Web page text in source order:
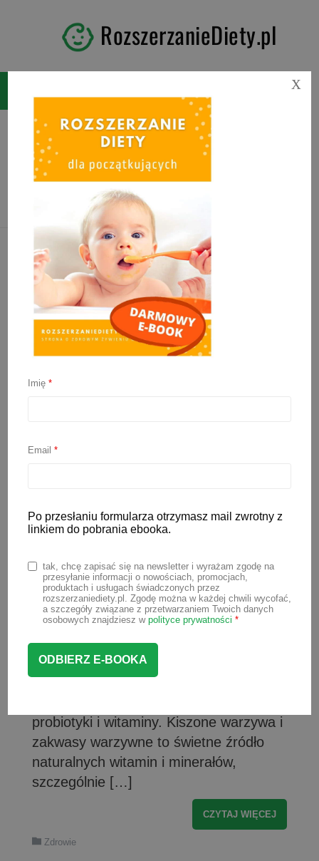
RozszerzanieDiety.pl
Tag:zakwas z buraków
przepis
dzieci? Czyli wszystko o
diecie dziecka
Większość dzieci lubi kiszone ogórki,
czy kapustę i chętnie je zajada. Dziś
mamy maluszków coraz częściej sięgają
również po zakwas z buraków lub
zakwas z kapusty, czyli kiszonki w
płynie. Prawdziwe napoje mocy – żywe i
probiotyki i witaminy. Kiszone warzywa i
zakwasy warzywne to świetne źródło
naturalnych witamin i minerałów,
szczególnie […]
CZYTAJ WIĘCEJ
Zdrowie
Imię*
Email*
Po przesłaniu formularza otrzymasz mail zwrotny z
linkiem do pobrania ebooka.
tak, chcę zapisać się na newsletter i wyrażam zgodę na
przesyłanie informacji o nowościach, promocjach,
produktach i usługach świadczonych przez
rozszerzaniediety.pl. Zgodę można w każdej chwili wycofać,
a szczegóły związane z przetwarzaniem Twoich danych
osobowych znajdziesz w polityce prywatności *
X